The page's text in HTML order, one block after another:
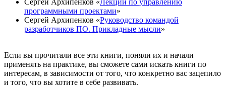
программными проектами»
Сергей Архипенков «Руководство командой
разработчиков ПО. Прикладные мысли»
Если вы прочитали все эти книги, поняли их и начали
применять на практике, вы сможете сами искать книги по
интересам, в зависимости от того, что конкретно вас зацепило
и того, что вы хотите в себе развивать.